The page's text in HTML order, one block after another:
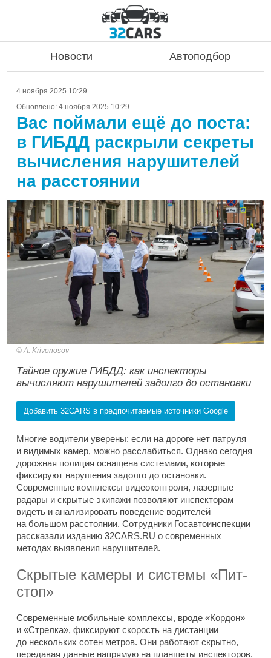
Новости Автоподбор
4 ноября 2025 10:29
Обновлено: 4 ноября 2025 10:29
Вас поймали ещё до поста:
в ГИБДД раскрыли секреты
вычисления нарушителей
на расстоянии
A. Krivonosov
Тайное оружие ГИБДД: как инспекторы
вычисляют нарушителей задолго до остановки
Добавить 32CARS в предпочитаемые источники Google
Многие водители уверены: если на дороге нет патруля
и видимых камер, можно расслабиться. Однако сегодня
дорожная полиция оснащена системами, которые
фиксируют нарушения задолго до остановки.
Современные комплексы видеоконтроля, лазерные
радары и скрытые экипажи позволяют инспекторам
видеть и анализировать поведение водителей
на большом расстоянии. Сотрудники Госавтоинспекции
рассказали изданию 32CARS.RU о современных
методах выявления нарушителей.
Скрытые камеры и системы «Пит-
стоп»
Современные мобильные комплексы, вроде «Кордон»
и «Стрелка», фиксируют скорость на дистанции
до нескольких сотен метров. Они работают скрытно,
передавая данные напрямую на планшеты инспекторов.